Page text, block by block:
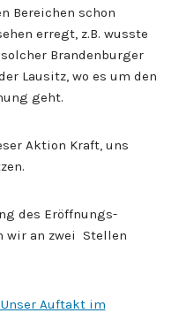
Bereichen schon
erregt, z.B. wusste
Brandenburger
Lausitz, wo es um den
geht.
Aktion Kraft, uns
des Eröffnungs-
wir an zwei Stellen
Auftakt im